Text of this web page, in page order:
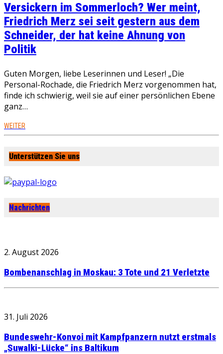
Versickern im Sommerloch? Wer meint,
Friedrich Merz sei seit gestern aus dem
Schneider, der hat keine Ahnung von
Politik
Guten Morgen, liebe Leserinnen und Leser! „Die
Personal-Rochade, die Friedrich Merz vorgenommen hat,
finde ich schwierig, weil sie auf einer persönlichen Ebene
ganz…
WEITER
Unterstützen Sie uns
Nachrichten
2. August 2026
Bombenanschlag in Moskau: 3 Tote und 21 Verletzte
31. Juli 2026
Bundeswehr-Konvoi mit Kampfpanzern nutzt erstmals
„Suwalki-Lücke“ ins Baltikum